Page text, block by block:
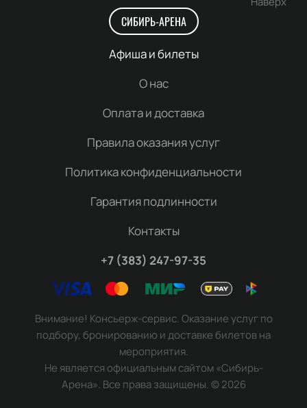
СИБИРЬ-АРЕНА
Афиша и билеты
О нас
Оплата и доставка
Правила оказания услуг
Политика конфиденциальности
Гарантия подлинности
Контакты
+7 (383) 247-97-35
Внимание! Консьерж-сервис. Оказание услуг по
подбору, бронированию и доставке билетов на
мероприятия.
Не является официальным сайтом «Сибирь-
Арена». Все права защищены.©2026